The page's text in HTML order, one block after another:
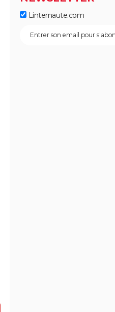
Linternaute.com